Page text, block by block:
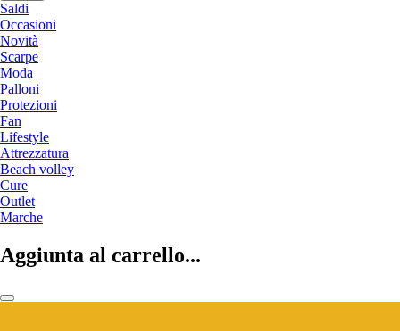
Saldi
Occasioni
Novità
Scarpe
Moda
Palloni
Protezioni
Fan
Lifestyle
Attrezzatura
Beach volley
Cure
Outlet
Marche
Aggiunta al carrello...